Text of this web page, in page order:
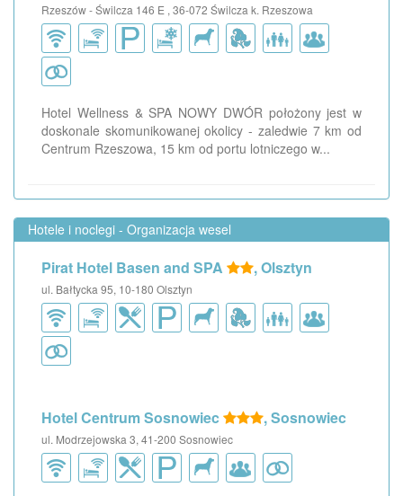
Rzeszów - Świlcza 146 E , 36-072 Świlcza k. Rzeszowa
Hotel Wellness & SPA NOWY DWÓR położony jest w
doskonale skomunikowanej okolicy - zaledwie 7 km od
Centrum Rzeszowa, 15 km od portu lotniczego w...
Hotele i noclegi - Organizacja wesel
Pirat Hotel Basen and SPA , Olsztyn
ul. Bałtycka 95, 10-180 Olsztyn
Hotel Centrum Sosnowiec , Sosnowiec
ul. Modrzejowska 3, 41-200 Sosnowiec